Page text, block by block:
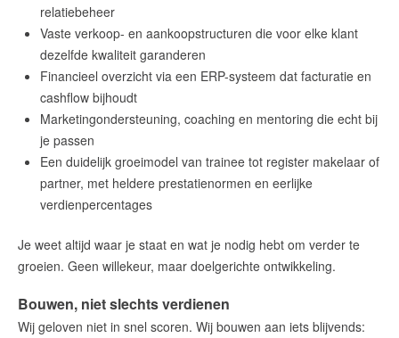
relatiebeheer
Vaste verkoop- en aankoopstructuren die voor elke klant
dezelfde kwaliteit garanderen
Financieel overzicht via een ERP-systeem dat facturatie en
cashflow bijhoudt
Marketingondersteuning, coaching en mentoring die echt bij
je passen
Een duidelijk groeimodel van trainee tot register makelaar of
partner, met heldere prestatienormen en eerlijke
verdienpercentages
Je weet altijd waar je staat en wat je nodig hebt om verder te
groeien. Geen willekeur, maar doelgerichte ontwikkeling.
Bouwen, niet slechts verdienen
Wij geloven niet in snel scoren. Wij bouwen aan iets blijvends: